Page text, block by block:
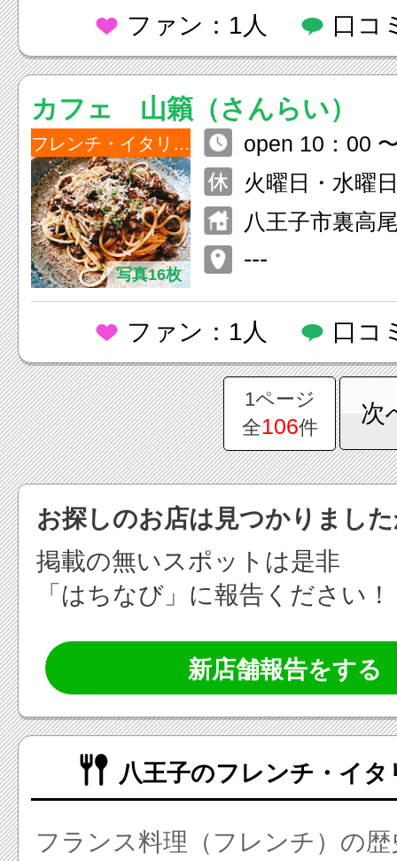
ファン：1人 口コ
カフェ 山籟（さんらい）
フレンチ・イタリアン
写真16枚
open 10：00
火曜日・水曜
八王子市裏高
---
ファン：1人 口コ
1ページ
全106件
次
お探しのお店は見つかりまし
掲載の無いスポットは是非
「はちなび」に報告ください！
新店舗報告をする
八王子のフレンチ・イタ
フランス料理（フレンチ）の